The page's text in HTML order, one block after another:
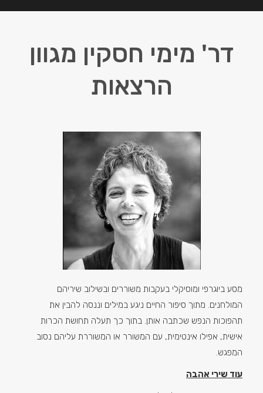
דר' מימי חסקין מגוון
הרצאות
מסע ביוגרפי ומוסיקלי בעקבות משוררים ובשילוב שיריהם
המולחנים. מתוך סיפור החיים ניגע במילים וננסה להבין את
תהפוכות הנפש שכתבה אותן. בתוך כך תעלה תחושת הכרות
אישית, אפילו אינטימית, עם המשורר או המשוררת עליהם נסוב
המפגש.
עוד שירי אהבה